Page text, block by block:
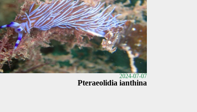
2024-07-07
Pteraeolidia ianthina